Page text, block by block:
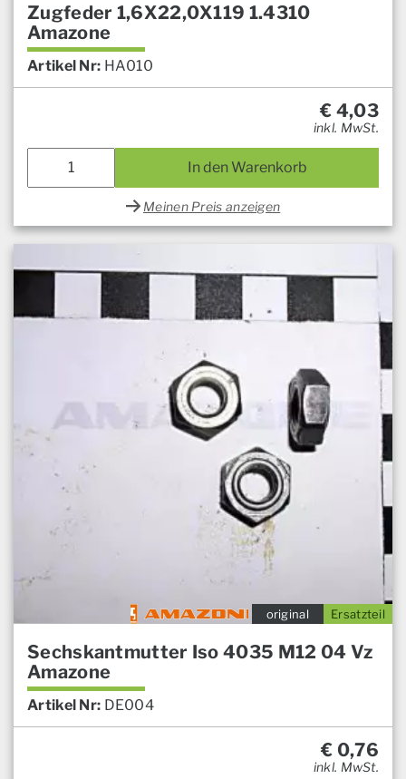
Zugfeder 1,6X22,0X119 1.4310
Amazone
Artikel Nr: HA010
€ 4,03
inkl. MwSt.
In den Warenkorb
Meinen Preis anzeigen
Ersatzteil
original
Sechskantmutter Iso 4035 M12 04 Vz
Amazone
Artikel Nr: DE004
€ 0,76
inkl. MwSt.